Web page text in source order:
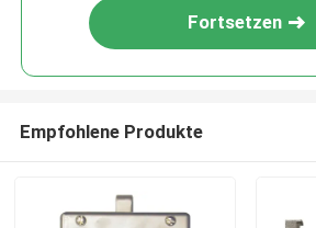
Fortsetzen
Empfohlene Produkte